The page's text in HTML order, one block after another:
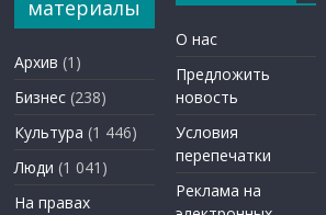
материалы
Архив (1)
Бизнес (238)
Культура (1 446)
Люди (1 041)
На правах
О нас
Предложить
новость
Условия
перепечатки
Реклама на